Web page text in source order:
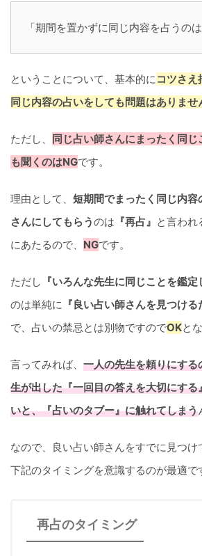
「期間を置かずに同じ内容を占うのは
ということについて、基本的にコツさえ
同じ内容の占いをしても問題はありませ
ただし、 同じ占い師さんにまったく同
も聞くのはNGです。
理由として、 短期間でまったく同じ内
さんにしてもらうのは 『再占』 と言われ
にあたるので、 NGです。
ただし 『いろんな先生に同じことを鑑定
のは単純に 『良い占い師さんを見つける
で、占いの禁忌とは別物ですのでOKと
言ってみれば、 一人の先生を頼りにす
生が出した『一回目の答えを大切にす
いと、『占いのタブー』に触れてしまう
なので、良い占い師さんをすでに見つけ
下記のタイミングを意識するのが最適で
再占のタイミング